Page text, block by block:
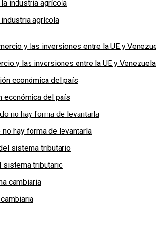
agrícola
y las inversiones entre la UE y Venezuela
económica del país
hay forma de levantarla
sistema tributario